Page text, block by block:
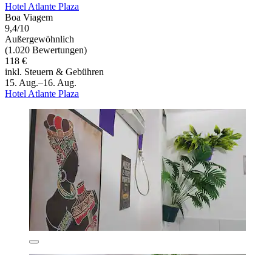
Hotel Atlante Plaza
Boa Viagem
9,4/10
Außergewöhnlich
(1.020 Bewertungen)
118 €
inkl. Steuern & Gebühren
15. Aug.–16. Aug.
Hotel Atlante Plaza